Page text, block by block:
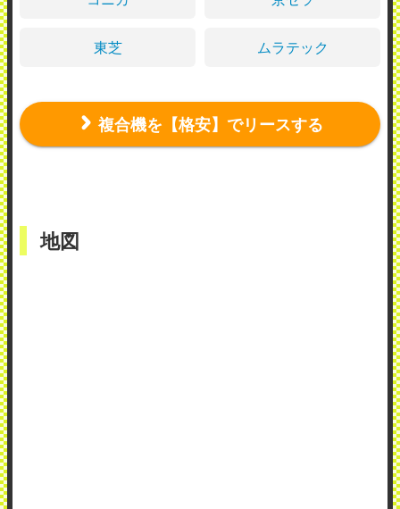
東芝 ムラテック
複合機を【格安】でリースする
地図